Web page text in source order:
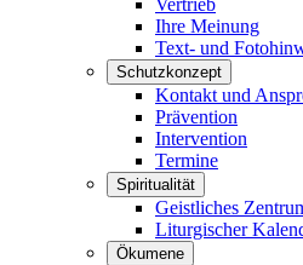
Vertrieb
Ihre Meinung
Text- und
Schutzkonzept
Kontakt und
Prävention
Intervention
Termine
Spiritualität
Geistliches
Liturgischer
Ökumene